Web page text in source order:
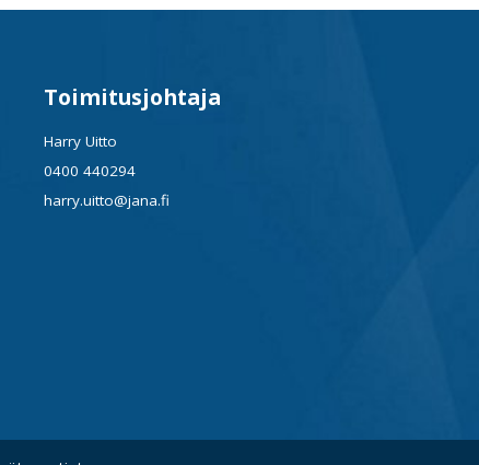
Toimitusjohtaja
Harry Uitto
0400 440294
harry.uitto@jana.fi